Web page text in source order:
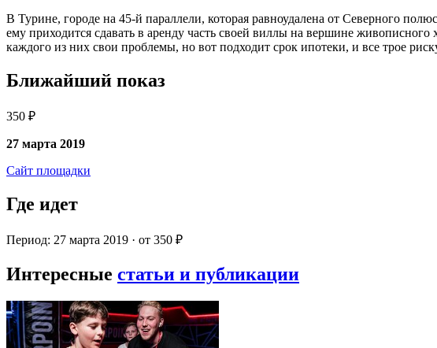
В Турине, городе на 45-й параллели, которая равноудалена от Северного
ему приходится сдавать в аренду часть своей виллы на вершине
каждого из них свои проблемы, но вот подходит срок ипотеки, и все трое
Ближайший показ
350 ₽
27 марта 2019
Сайт площадки
Где идет
Период: 27 марта 2019 · от 350 ₽
Интересные статьи и публикации